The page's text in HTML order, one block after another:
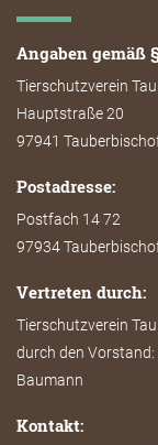
Angaben gemäß
Tierschutzverein
Hauptstraße 20
97941
Postadresse:
Postfach 14 72
97934
Vertreten durch:
Tierschutzverein
durch den Vorstand:
Baumann
Kontakt: